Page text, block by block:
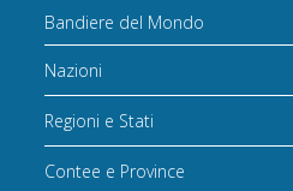
Bandiere del Mondo
Nazioni
Regioni e Stati
Contee e Province